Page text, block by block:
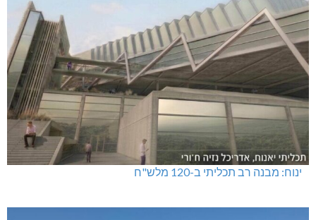
ינוח: מבנה רב תכליתי ב-120 מלש"ח